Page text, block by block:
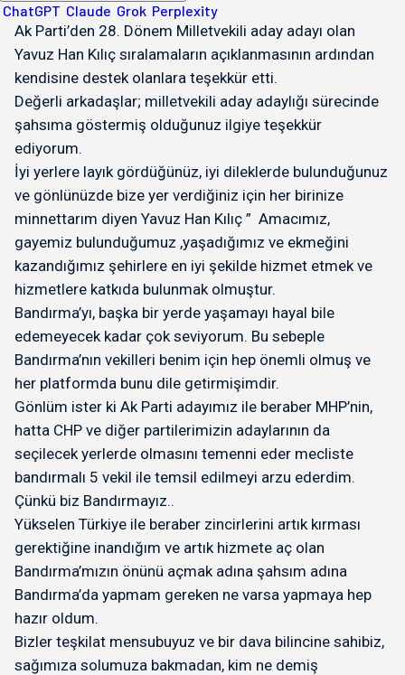
ChatGPT Claude Grok Perplexity
Ak Parti’den 28. Dönem Milletvekili aday adayı olan
Yavuz Han Kılıç sıralamaların açıklanmasının ardından
kendisine destek olanlara teşekkür etti.
Değerli arkadaşlar; milletvekili aday adaylığı sürecinde
şahsıma göstermiş olduğunuz ilgiye teşekkür
ediyorum.
İyi yerlere layık gördüğünüz, iyi dileklerde bulunduğunuz
ve gönlünüzde bize yer verdiğiniz için her birinize
minnettarım diyen Yavuz Han Kılıç ” Amacımız,
gayemiz bulunduğumuz ,yaşadığımız ve ekmeğini
kazandığımız şehirlere en iyi şekilde hizmet etmek ve
hizmetlere katkıda bulunmak olmuştur.
Bandırma’yı, başka bir yerde yaşamayı hayal bile
edemeyecek kadar çok seviyorum. Bu sebeple
Bandırma’nın vekilleri benim için hep önemli olmuş ve
her platformda bunu dile getirmişimdir.
Gönlüm ister ki Ak Parti adayımız ile beraber MHP’nin,
hatta CHP ve diğer partilerimizin adaylarının da
seçilecek yerlerde olmasını temenni eder mecliste
bandırmalı 5 vekil ile temsil edilmeyi arzu ederdim.
Çünkü biz Bandırmayız..
Yükselen Türkiye ile beraber zincirlerini artık kırması
gerektiğine inandığım ve artık hizmete aç olan
Bandırma’mızın önünü açmak adına şahsım adına
Bandırma’da yapmam gereken ne varsa yapmaya hep
hazır oldum.
Bizler teşkilat mensubuyuz ve bir dava bilincine sahibiz,
sağımıza solumuza bakmadan, kim ne demiş